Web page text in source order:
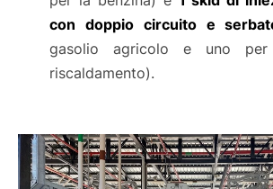
con doppio circuito e
gasolio agricolo e uno
riscaldamento).